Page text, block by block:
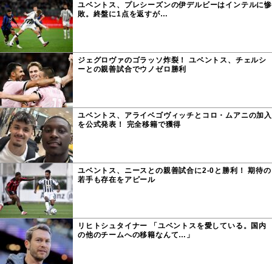
ユベントス、プレシーズンの伊デルビーはインテルに惨
敗。終盤に1点を返すが…
ジェグロヴァのゴラッソ炸裂！ ユベントス、チェルシ
ーとの親善試合でウノゼロ勝利
ユベントス、アライベゴヴィッチとコロ・ムアニの加入
を公式発表！ 完全移籍で獲得
ユベントス、ニースとの親善試合に2-0と勝利！ 期待の
若手も存在をアピール
リヒトシュタイナー 「ユベントスを愛している。国内
の他のチームへの移籍なんて…」